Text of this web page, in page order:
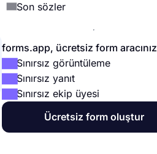
Son sözler
forms.app, ücretsiz form aracınız
Sınırsız görüntüleme
Sınırsız yanıt
Sınırsız ekip üyesi
Ücretsiz form oluştur